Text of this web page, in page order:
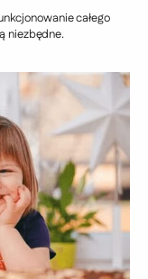
całego
niezbędne.